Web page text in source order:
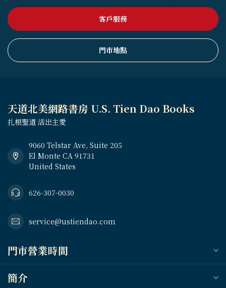
客戶服務
門市地點
天道北美網路書房 U.S. Tien Dao Books
扎根聖道 活出主愛
9060 Telstar Ave, Suite 205
El Monte CA 91731
United States
626-307-0030
service@ustiendao.com
門市營業時間
簡介